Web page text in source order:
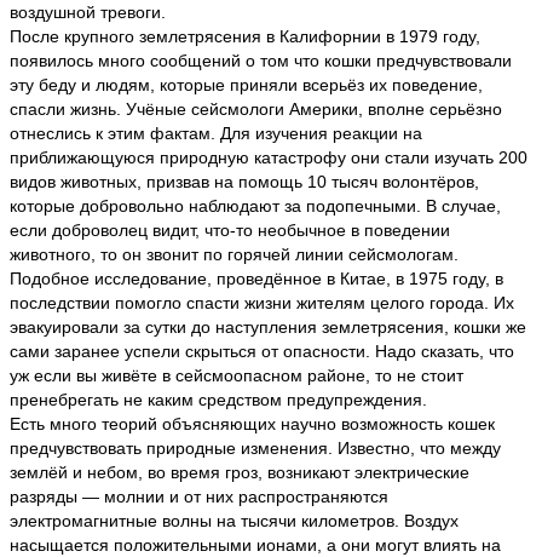
воздушной тревоги.
После крупного землетрясения в Калифорнии в 1979 году,
появилось много сообщений о том что кошки предчувствовали
эту беду и людям, которые приняли всерьёз их поведение,
спасли жизнь. Учёные сейсмологи Америки, вполне серьёзно
отнеслись к этим фактам. Для изучения реакции на
приближающуюся природную катастрофу они стали изучать 200
видов животных, призвав на помощь 10 тысяч волонтёров,
которые добровольно наблюдают за подопечными. В случае,
если доброволец видит, что-то необычное в поведении
животного, то он звонит по горячей линии сейсмологам.
Подобное исследование, проведённое в Китае, в 1975 году, в
последствии помогло спасти жизни жителям целого города. Их
эвакуировали за сутки до наступления землетрясения, кошки же
сами заранее успели скрыться от опасности. Надо сказать, что
уж если вы живёте в сейсмоопасном районе, то не стоит
пренебрегать не каким средством предупреждения.
Есть много теорий объясняющих научно возможность кошек
предчувствовать природные изменения. Известно, что между
землёй и небом, во время гроз, возникают электрические
разряды — молнии и от них распространяются
электромагнитные волны на тысячи километров. Воздух
насыщается положительными ионами, а они могут влиять на